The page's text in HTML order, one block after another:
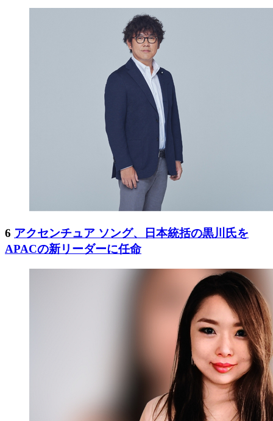
6 アクセンチュア ソング、日本統括の黒川氏を
APACの新リーダーに任命